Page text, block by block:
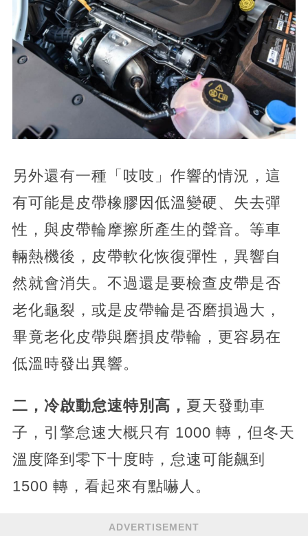
另外還有一種「吱吱」作響的情況，這
有可能是皮帶橡膠因低溫變硬、失去彈
性，與皮帶輪摩擦所產生的聲音。等車
輛熱機後，皮帶軟化恢復彈性，異響自
然就會消失。不過還是要檢查皮帶是否
老化龜裂，或是皮帶輪是否磨損過大，
畢竟老化皮帶與磨損皮帶輪，更容易在
低溫時發出異響。
二，冷啟動怠速特別高， 夏天發動車
子，引擎怠速大概只有 1000 轉，但冬天
溫度降到零下十度時，怠速可能飆到
1500 轉，看起來有點嚇人。
ADVERTISEMENT